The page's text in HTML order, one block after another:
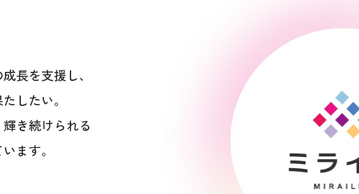
長を支援し、
したい。
輝き続けられる
ます。